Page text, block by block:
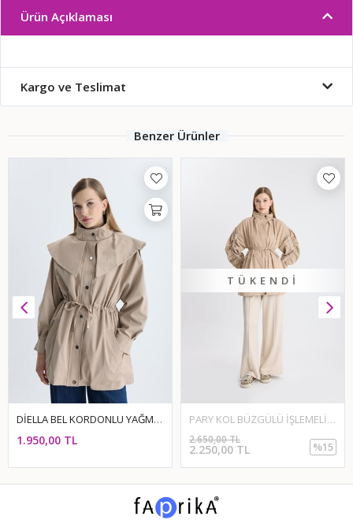
Ürün Açıklaması
Kargo ve Teslimat
Benzer Ürünler
DİELLA BEL KORDONLU YAĞMURLUK - Taş
1.950,00 TL
TÜKENDI
PARY KOL BÜZGÜLÜ İŞLEMELİ YAĞMURLUK - BEJ
2.250,00 TL
2.650,00 TL
%15